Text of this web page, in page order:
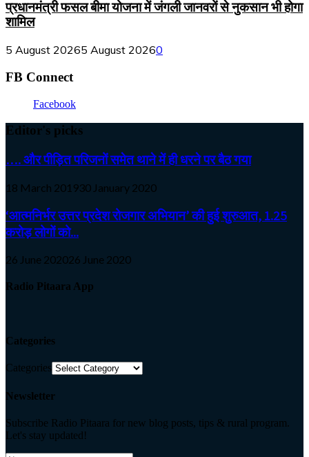
प्रधानमंत्री फसल बीमा योजना में जंगली जानवरों से नुकसान भी होगा
शामिल
5 August 20265 August 20260
FB Connect
Facebook
Editor's picks
…. और पीड़ित परिजनों समेत थाने में ही धरने पर बैठ गया
18 March 201930 January 2020
‘आत्मनिर्भर उत्तर प्रदेश रोजगार अभियान’ की हुई शुरुआत, 1.25
करोड़ लोगों को...
26 June 202026 June 2020
Radio Pitaara App
Categories
Categories
Newsletter
Subscribe Radio Pitaara for new blog posts, tips & rural program.
Let's stay updated!